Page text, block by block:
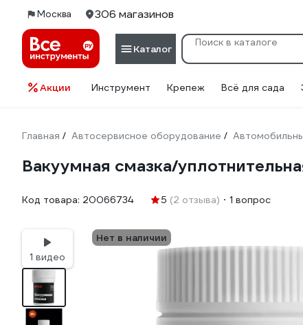
Москва 306 магазинов
Каталог
Акции Инструмент Крепеж Всё для сада
Главная / Автосервисное оборудование /
Вакуумная смазка/
Код товара: 20066734 5 (2 отзыва) 1 вопрос
1 видео
Нет в наличии